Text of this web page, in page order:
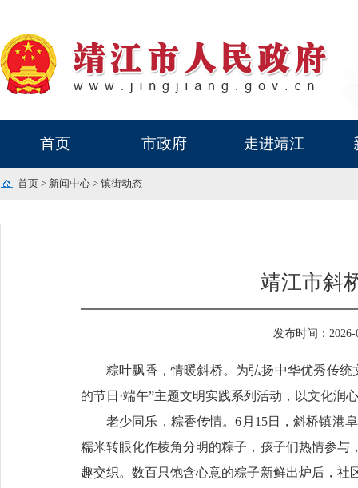
首页 市政府 走进靖江
首页 > 新闻中心 > 镇街动态
靖江市斜
发布时间：2026-
粽叶飘香，情暖斜桥。为弘扬中华优秀传
的节日·端午”主题文明实践系列活动，以文化润
老少同乐，粽香传情。6月15日，斜桥镇港
糯米转眼化作棱角分明的粽子，孩子们热情参
趣交织。数百只饱含心意的粽子新鲜出炉后，